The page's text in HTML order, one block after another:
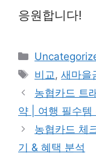
응원합니다!
카
테
리
태
그
비교,새마을
농협카드 트
약 | 여행 필수템
농협카드 체
기 & 혜택 분석